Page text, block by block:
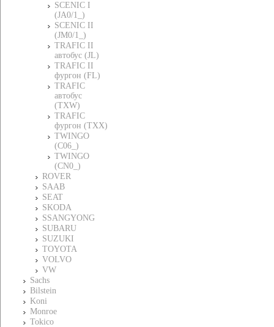
SCENIC I
(JA0/1_)
SCENIC II
(JM0/1_)
TRAFIC II
автобус (JL)
TRAFIC II
фургон (FL)
TRAFIC
автобус
(TXW)
TRAFIC
фургон (TXX)
TWINGO
(C06_)
TWINGO
(CN0_)
ROVER
SAAB
SEAT
SKODA
SSANGYONG
SUBARU
SUZUKI
TOYOTA
VOLVO
VW
Sachs
Bilstein
Koni
Monroe
Tokico